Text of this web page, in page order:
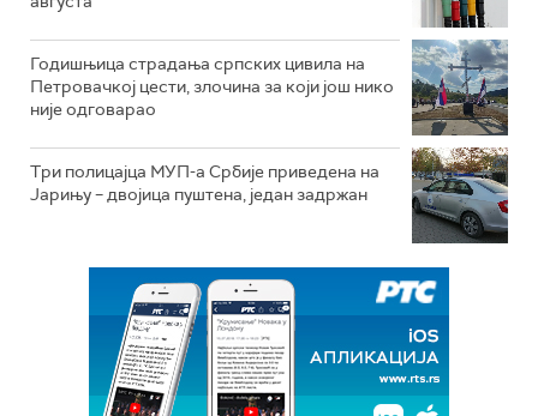
Годишњица страдања српских цивила на
Петровачкој цести, злочина за који још нико
није одговарао
Три полицајца МУП-а Србије приведена на
Јарињу – двојица пуштена, један задржан